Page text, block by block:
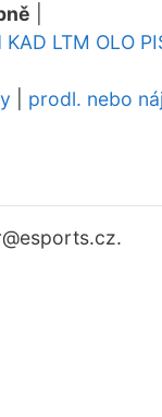
KAD LTM OLO
prodl. nebo
@esports.cz.